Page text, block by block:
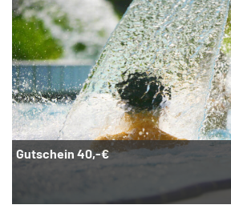
Gutschein 40,-€